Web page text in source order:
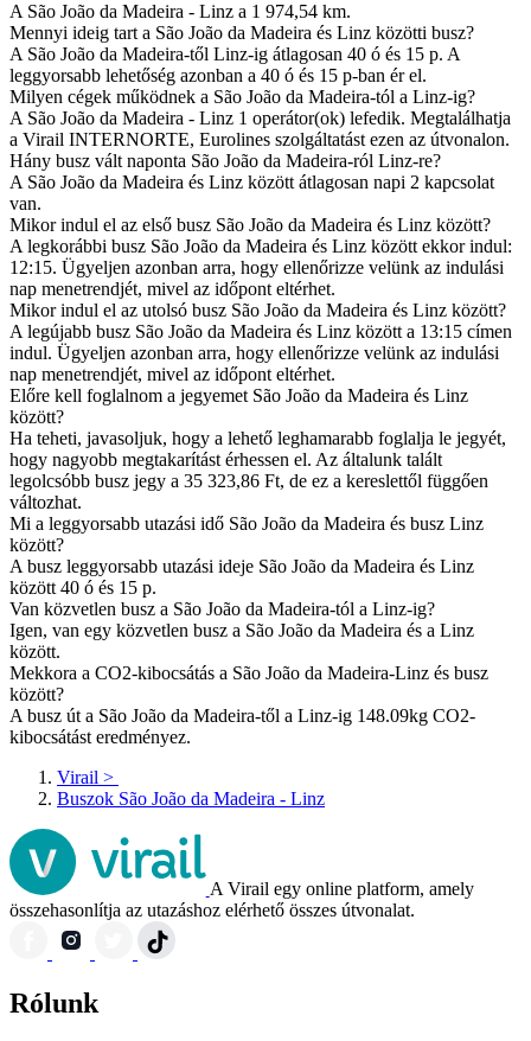
A São João da Madeira - Linz a 1 974,54 km.
Mennyi ideig tart a São João da Madeira és Linz közötti busz?
A São João da Madeira-től Linz-ig átlagosan 40 ó és 15 p. A
leggyorsabb lehetőség azonban a 40 ó és 15 p-ban ér el.
Milyen cégek működnek a São João da Madeira-tól a Linz-ig?
A São João da Madeira - Linz 1 operátor(ok) lefedik. Megtalálhatja
a Virail INTERNORTE, Eurolines szolgáltatást ezen az útvonalon.
Hány busz vált naponta São João da Madeira-ról Linz-re?
A São João da Madeira és Linz között átlagosan napi 2 kapcsolat
van.
Mikor indul el az első busz São João da Madeira és Linz között?
A legkorábbi busz São João da Madeira és Linz között ekkor indul:
12:15. Ügyeljen azonban arra, hogy ellenőrizze velünk az indulási
nap menetrendjét, mivel az időpont eltérhet.
Mikor indul el az utolsó busz São João da Madeira és Linz között?
A legújabb busz São João da Madeira és Linz között a 13:15 címen
indul. Ügyeljen azonban arra, hogy ellenőrizze velünk az indulási
nap menetrendjét, mivel az időpont eltérhet.
Előre kell foglalnom a jegyemet São João da Madeira és Linz
között?
Ha teheti, javasoljuk, hogy a lehető leghamarabb foglalja le jegyét,
hogy nagyobb megtakarítást érhessen el. Az általunk talált
legolcsóbb busz jegy a 35 323,86 Ft, de ez a kereslettől függően
változhat.
Mi a leggyorsabb utazási idő São João da Madeira és busz Linz
között?
A busz leggyorsabb utazási ideje São João da Madeira és Linz
között 40 ó és 15 p.
Van közvetlen busz a São João da Madeira-tól a Linz-ig?
Igen, van egy közvetlen busz a São João da Madeira és a Linz
között.
Mekkora a CO2-kibocsátás a São João da Madeira-Linz és busz
között?
A busz út a São João da Madeira-től a Linz-ig 148.09kg CO2-
kibocsátást eredményez.
Virail >
Buszok São João da Madeira - Linz
A Virail egy online platform, amely
összehasonlítja az utazáshoz elérhető összes útvonalat.
Rólunk